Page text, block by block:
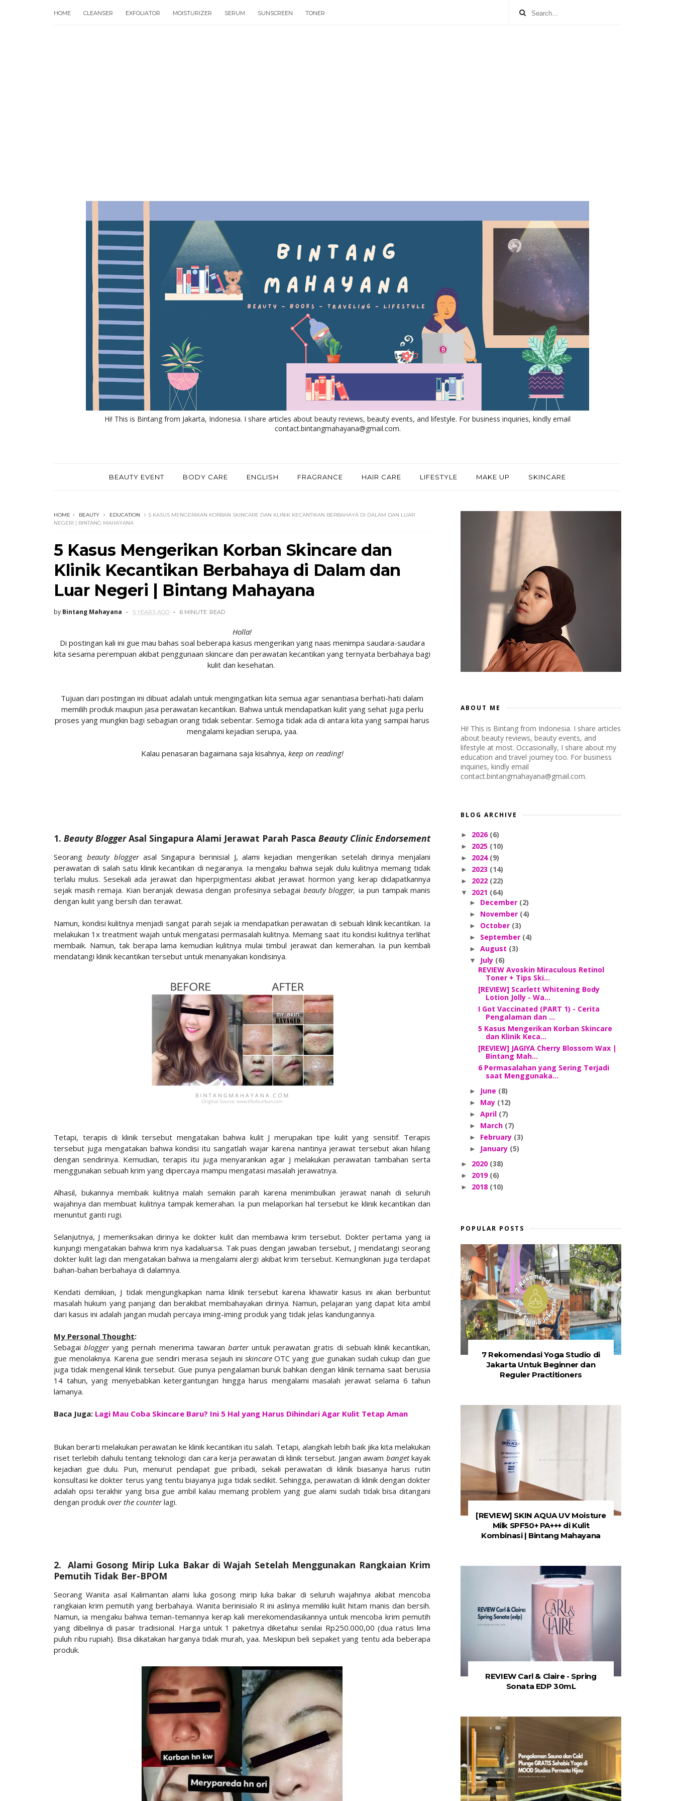
HOME CLEANSER EXFOLIATOR MOISTURIZER SERUM SUNSCREEN TONER
Hi! This is Bintang from Jakarta, Indonesia. I share articles about beauty reviews, beauty events, and lifestyle. For business inquiries, kindly email
contact.bintangmahayana@gmail.com.
BEAUTY EVENT BODY CARE ENGLISH FRAGRANCE HAIR CARE LIFESTYLE MAKE UP SKINCARE
HOME BEAUTY EDUCATION
5 KASUS MENGERIKAN KORBAN SKINCARE DAN KLINIK KECANTIKAN BERBAHAYA DI DALAM DAN LUAR
NEGERI | BINTANG MAHAYANA
5 Kasus Mengerikan Korban Skincare dan
Klinik Kecantikan Berbahaya di Dalam dan
Luar Negeri | Bintang Mahayana
by Bintang Mahayana 5 YEARS AGO 6 MINUTE READ
Holla!
Di postingan kali ini gue mau bahas soal beberapa kasus mengerikan yang naas menimpa saudara-saudara
kita sesama perempuan akibat penggunaan skincare dan perawatan kecantikan yang ternyata berbahaya bagi
kulit dan kesehatan.
Tujuan dari postingan ini dibuat adalah untuk mengingatkan kita semua agar senantiasa berhati-hati dalam
memilih produk maupun jasa perawatan kecantikan. Bahwa untuk mendapatkan kulit yang sehat juga perlu
proses yang mungkin bagi sebagian orang tidak sebentar. Semoga tidak ada di antara kita yang sampai harus
mengalami kejadian serupa, yaa.
Kalau penasaran bagaimana saja kisahnya, keep on reading!
1. Beauty BloggerAsal Singapura Alami Jerawat Parah Pasca Beauty Clinic Endorsement
Seorang beauty bloggerasal Singapura berinisial J, alami kejadian mengerikan setelah dirinya menjalani
perawatan di salah satu klinik kecantikan di negaranya. Ia mengaku bahwa sejak dulu kulitnya memang tidak
terlalu mulus. Sesekali ada jerawat dan hiperpigmentasi akibat jerawat hormon yang kerap didapatkannya
sejak masih remaja. Kian beranjak dewasa dengan profesinya sebagai beauty blogger, ia pun tampak manis
dengan kulit yang bersih dan terawat.
Namun, kondisi kulitnya menjadi sangat parah sejak ia mendapatkan perawatan di sebuah klinik kecantikan. Ia
melakukan 1x treatment wajah untuk mengatasi permasalah kulitnya. Memang saat itu kondisi kulitnya terlihat
membaik. Namun, tak berapa lama kemudian kulitnya mulai timbul jerawat dan kemerahan. Ia pun kembali
mendatangi klinik kecantikan tersebut untuk menanyakan kondisinya.
Tetapi, terapis di klinik tersebut mengatakan bahwa kulit J merupakan tipe kulit yang sensitif. Terapis
tersebut juga mengatakan bahwa kondisi itu sangatlah wajar karena nantinya jerawat tersebut akan hilang
dengan sendirinya. Kemudian, terapis itu juga menyarankan agar J melakukan perawatan tambahan serta
menggunakan sebuah krim yang dipercaya mampu mengatasi masalah jerawatnya.
Alhasil, bukannya membaik kulitnya malah semakin parah karena menimbulkan jerawat nanah di seluruh
wajahnya dan membuat kulitnya tampak kemerahan. Ia pun melaporkan hal tersebut ke klinik kecantikan dan
menuntut ganti rugi.
Selanjutnya, J memeriksakan dirinya ke dokter kulit dan membawa krim tersebut. Dokter pertama yang ia
kunjungi mengatakan bahwa krim nya kadaluarsa. Tak puas dengan jawaban tersebut, J mendatangi seorang
dokter kulit lagi dan mengatakan bahwa ia mengalami alergi akibat krim tersebut. Kemungkinan juga terdapat
bahan-bahan berbahaya di dalamnya.
Kendati demikian, J tidak mengungkapkan nama klinik tersebut karena khawatir kasus ini akan berbuntut
masalah hukum yang panjang dan berakibat membahayakan dirinya. Namun, pelajaran yang dapat kita ambil
dari kasus ini adalah jangan mudah percaya iming-iming produk yang tidak jelas kandungannya.
My Personal Thought:
Sebagaibloggeryang pernah menerima tawaran barteruntuk perawatan gratis di sebuah klinik kecantikan,
gue menolaknya. Karena gue sendiri merasa sejauh ini skincareOTC yang gue gunakan sudah cukup dan gue
juga tidak mengenal klinik tersebut. Gue punya pengalaman buruk bahkan dengan klinik ternama saat berusia
14 tahun, yang menyebabkan ketergantungan hingga harus mengalami masalah jerawat selama 6 tahun
lamanya.
Baca Juga: Lagi Mau Coba Skincare Baru? Ini 5 Hal yang Harus Dihindari Agar Kulit Tetap Aman
Bukan berarti melakukan perawatan ke klinik kecantikan itu salah. Tetapi, alangkah lebih baik jika kita melakukan
riset terlebih dahulu tentang teknologi dan cara kerja perawatan di klinik tersebut. Jangan awam bangetkayak
kejadian gue dulu. Pun, menurut pendapat gue pribadi, sekali perawatan di klinik biasanya harus rutin
konsultasi ke dokter terus yang tentu biayanya juga tidak sedikit. Sehingga, perawatan di klinik dengan dokter
adalah opsi terakhir yang bisa gue ambil kalau memang problem yang gue alami sudah tidak bisa ditangani
dengan produk over the counterlagi.
2. Alami Gosong Mirip Luka Bakar di Wajah Setelah Menggunakan Rangkaian Krim
Pemutih Tidak Ber-BPOM
Seorang Wanita asal Kalimantan alami luka gosong mirip luka bakar di seluruh wajahnya akibat mencoba
rangkaian krim pemutih yang berbahaya. Wanita berinisialo R ini aslinya memiliki kulit hitam manis dan bersih.
Namun, ia mengaku bahwa teman-temannya kerap kali merekomendasikannya untuk mencoba krim pemutih
yang dibelinya di pasar tradisional. Harga untuk 1 paketnya diketahui senilai Rp250.000,00 (dua ratus lima
puluh ribu rupiah). Bisa dikatakan harganya tidak murah, yaa. Meskipun beli sepaket yang tentu ada beberapa
produk.
ABOUT ME
Hi! This is Bintang from Indonesia. I share articles
about beauty reviews, beauty events, and
lifestyle at most. Occasionally, I share about my
education and travel journey too. For business
inquiries, kindly email
contact.bintangmahayana@gmail.com.
BLOG ARCHIVE
► 2026 (6)
► 2025 (10)
► 2024 (9)
► 2023 (14)
► 2022 (22)
▼ 2021 (64)
► December (2)
► November (4)
► October (3)
► September (4)
► August (3)
▼ July (6)
REVIEW Avoskin Miraculous Retinol
Toner + Tips Ski...
[REVIEW] Scarlett Whitening Body
Lotion Jolly - Wa...
I Got Vaccinated (PART 1) - Cerita
Pengalaman dan ...
5 Kasus Mengerikan Korban Skincare
dan Klinik Keca...
[REVIEW] JAGIYA Cherry Blossom Wax |
Bintang Mah...
6 Permasalahan yang Sering Terjadi
saat Menggunaka...
► June (8)
► May (12)
► April (7)
► March (7)
► February (3)
► January (5)
► 2020 (38)
► 2019 (6)
► 2018 (10)
POPULAR POSTS
7 Rekomendasi Yoga Studio di
Jakarta Untuk Beginner dan
Reguler Practitioners
[REVIEW] SKIN AQUA UV Moisture
Milk SPF50+ PA+++ di Kulit
Kombinasi | Bintang Mahayana
REVIEW Carl & Claire - Spring
Sonata EDP 30mL